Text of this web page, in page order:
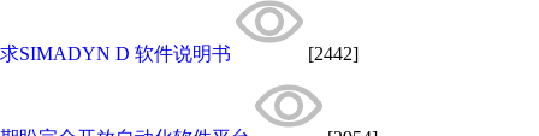
求SIMADYN D 软件说明书 [2442]